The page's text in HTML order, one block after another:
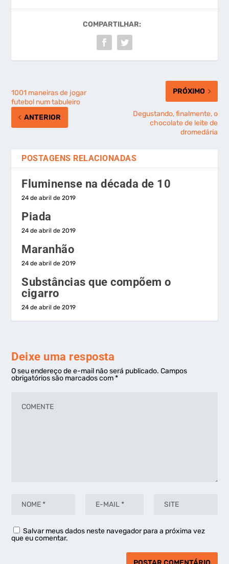
COMPARTILHAR:
1001 maneiras de jogar
futebol num tabuleiro
ANTERIOR
PRÓXIMO
Degustando, finalmente, o
chocolate de leite de
dromedária
POSTAGENS RELACIONADAS
Fluminense na década de 10
24 de abril de 2019
Piada
24 de abril de 2019
Maranhão
24 de abril de 2019
Substâncias que compõem o
cigarro
24 de abril de 2019
Deixe uma resposta
O seu endereço de e-mail não será publicado. Campos
obrigatórios são marcados com*
Salvar meus dados neste navegador para a próxima vez
que eu comentar.